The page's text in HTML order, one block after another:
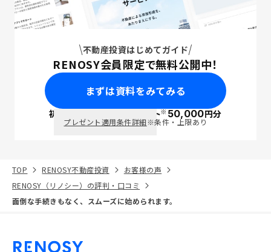
不動産投資はじめてガイド
RENOSY会員限定で無料公開中！
まずは資料をみてみる
初回面談で ポイント※50,000円分
プレゼント適用条件詳細※条件・上限あり
TOP RENOSY不動産投資
お客様の声
RENOSY（リノシー）の評判・口コミ
面倒な手続きもなく、スムーズに始められます。